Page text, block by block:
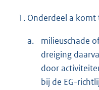
1. Onderdeel a komt
a.
milieuschade
dreiging
door
bij de EG-